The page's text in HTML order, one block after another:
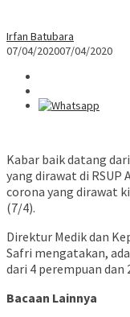
Irfan Batubara
07/04/202007/04/2020
Kabar baik datang
yang dirawat di RSUP
corona yang dirawat
(7/4).
Direktur Medik dan
Safri mengatakan,
dari 4 perempuan dan
Bacaan Lainnya